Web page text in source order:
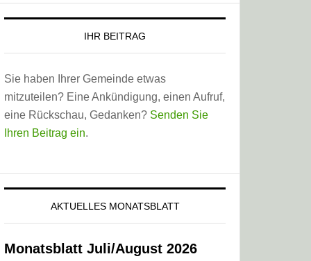
IHR BEITRAG
Sie haben Ihrer Gemeinde etwas
mitzuteilen? Eine Ankündigung, einen Aufruf,
eine Rückschau, Gedanken? Senden Sie
Ihren Beitrag ein.
AKTUELLES MONATSBLATT
Monatsblatt Juli/August 2026